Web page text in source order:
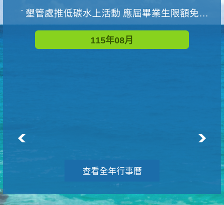
墾管處推低碳水上活動 應屆畢業生限額免費參加
115年08月
查看全年行事曆